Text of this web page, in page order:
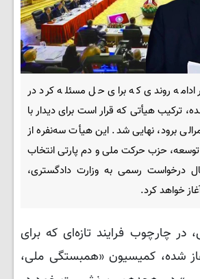
روندی که برای حل مسئله کرد در
ترکیب هیأتی که قرار است برای دیدار با
برود، نهایی شد. این هیأت سه‌نفره از
حزب حرکت ملی و دم پارتی انتخاب
درخواست رسمی به وزارت دادگستری،
خواهد کرد.
در چارچوب فرایند تازه‌ای که برای
شده، کمیسیون «همبستگی ملی،